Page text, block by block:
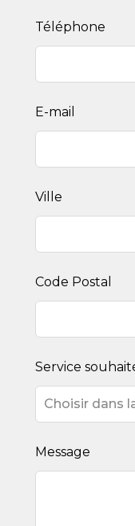
Téléphone
E-mail
Ville
Code Postal
Service
Message